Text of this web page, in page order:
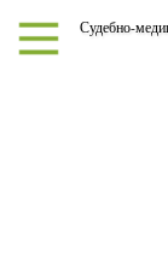
Судебно-